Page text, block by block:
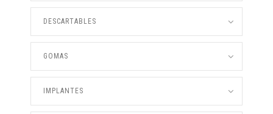
DESCARTABLES
GOMAS
IMPLANTES